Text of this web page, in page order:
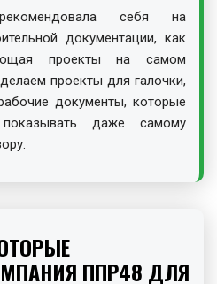
себя на
документации, как
проекты на самом
проекты для галочки,
документы, которые
даже самому
ППР48 ДЛЯ